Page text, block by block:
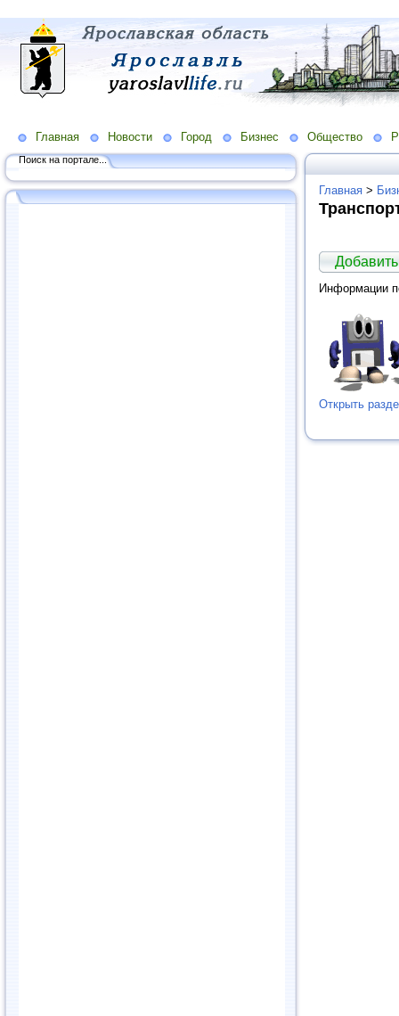
Главная Новости Город Бизнес Общество
Поиск на портале...
Главная >
Информации
Открыть